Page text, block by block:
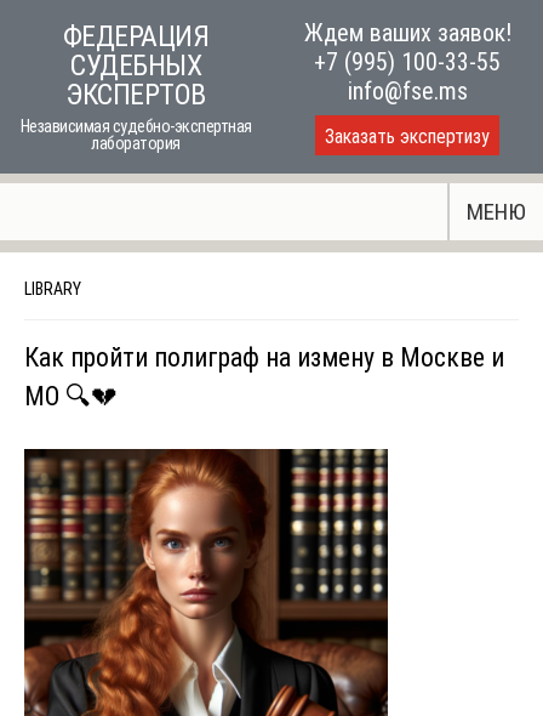
ФЕДЕРАЦИЯ
СУДЕБНЫХ
ЭКСПЕРТОВ
Независимая судебно-экспертная
лаборатория
Ждем ваших заявок!
+7 (995) 100-33-55
info@fse.ms
Заказать экспертизу
МЕНЮ
LIBRARY
Как пройти полиграф на измену в Москве и
МО 🔍💔